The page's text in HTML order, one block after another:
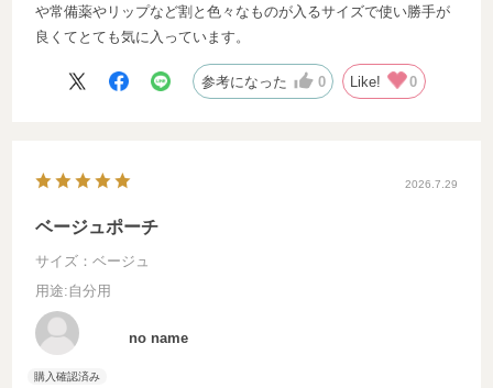
常備薬やリップなど割と色々なものが入るサイズで使い勝手が
良くてとても気に入っています。
参考になった 0 Like! 0
2026.7.29
ベージュポーチ
サイズ：ベージュ
用途:自分用
no name